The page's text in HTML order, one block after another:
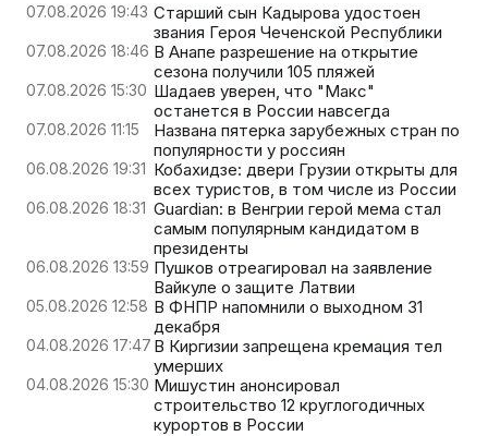
07.08.2026 19:43 Старший сын Кадырова удостоен
звания Героя Чеченской Республики
07.08.2026 18:46 В Анапе разрешение на открытие
сезона получили 105 пляжей
07.08.2026 15:30 Шадаев уверен, что "Макс"
останется в России навсегда
07.08.2026 11:15
Названа пятерка зарубежных стран по
популярности у россиян
06.08.2026 19:31 Кобахидзе: двери Грузии открыты для
всех туристов, в том числе из России
06.08.2026 18:31 Guardian: в Венгрии герой мема стал
самым популярным кандидатом в
президенты
06.08.2026 13:59 Пушков отреагировал на заявление
Вайкуле о защите Латвии
05.08.2026 12:58 В ФНПР напомнили о выходном 31
декабря
04.08.2026 17:47 В Киргизии запрещена кремация тел
умерших
04.08.2026 15:30 Мишустин анонсировал
строительство 12 круглогодичных
курортов в России